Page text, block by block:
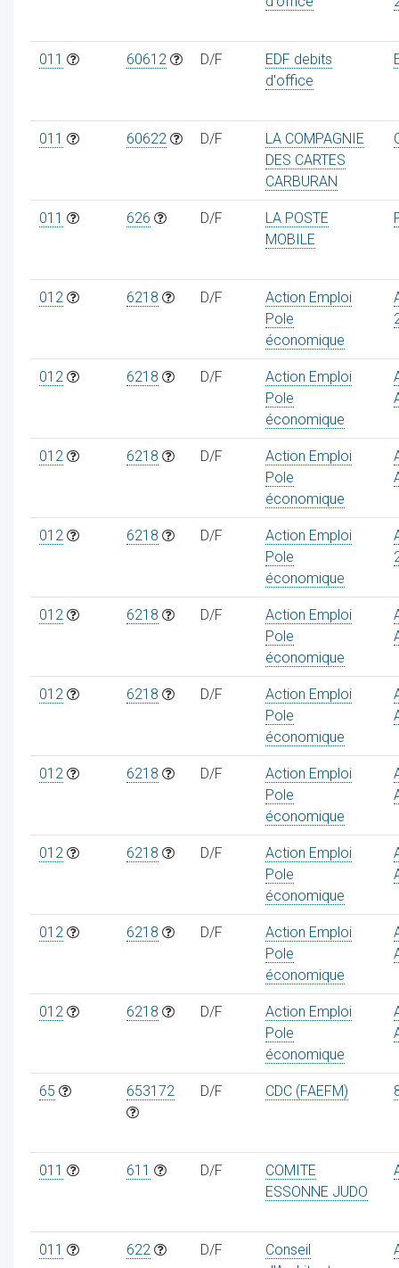
011 60612 D/F
EDF debits
d'office
011 60622 D/F
LA COMPAGNIE
DES CARTES
CARBURAN
011 626 D/F
LA POSTE
MOBILE
012 6218 D/F
Action Emploi
Pole
économique
012 6218 D/F
Action Emploi
Pole
économique
012 6218 D/F
Action Emploi
Pole
économique
012 6218 D/F
Action Emploi
Pole
économique
012 6218 D/F
Action Emploi
Pole
économique
012 6218 D/F
Action Emploi
Pole
économique
012 6218 D/F
Action Emploi
Pole
économique
012 6218 D/F
Action Emploi
Pole
économique
012 6218 D/F
Action Emploi
Pole
économique
012 6218 D/F
Action Emploi
Pole
économique
65 653172 D/F CDC (FAEFM)
011 611 D/F
COMITE
ESSONNE JUDO
011 622 D/F
Conseil